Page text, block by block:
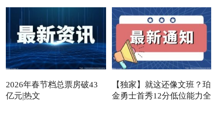
2026年春节档总票房破43
亿元|热文
【独家】就这还像文班？珀
金勇士首秀12分低位能力全